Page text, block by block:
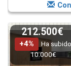
212.500€
+4%
Ha subido
10.000€